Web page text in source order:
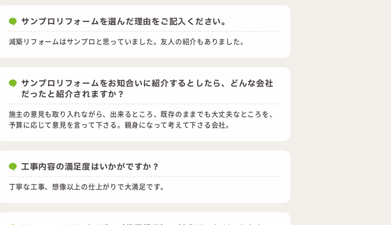
サンプロリフォームを選んだ理由をご記入ください。
減築リフォームはサンプロと思っていました。友人の紹介もありました。
サンプロリフォームをお知合いに紹介するとしたら、どんな会社
だったと紹介されますか？
施主の意見も取り入れながら、出来るところ、既存のままでも大丈夫なところを、
予算に応じて意見を言って下さる。親身になって考えて下さる会社。
工事内容の満足度はいかがですか？
丁寧な工事、想像以上の仕上がりで大満足です。